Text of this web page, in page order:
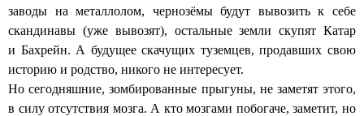
заводы на металлолом, чернозёмы будут вывозить к себе
скандинавы (уже вывозят), остальные земли скупят Катар
и Бахрейн. А будущее скачущих туземцев, продавших свою
историю и родство, никого не интересует.
Но сегодняшние, зомбированные прыгуны, не заметят этого,
в силу отсутствия мозга. А кто мозгами побогаче, заметит, но